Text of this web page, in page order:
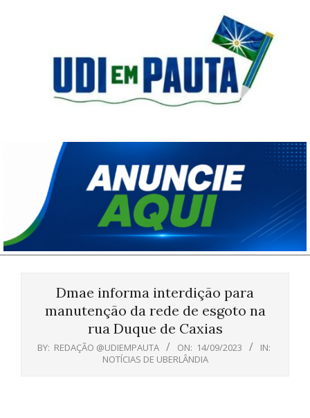
Pauta
Dmae informa interdição para
manutenção da rede de esgoto na
rua Duque de Caxias
BY: REDAÇÃO @UDIEMPAUTA ON: 14/09/2023
IN:
NOTÍCIAS DE UBERLÂNDIA